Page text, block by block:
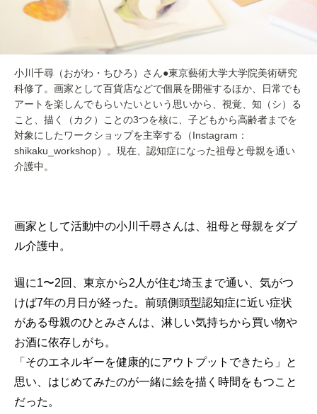
小川千尋（おがわ・ちひろ）さん●東京藝術大学大学院美術研究
科修了。画家として百貨店などで個展を開催するほか、日常でも
アートを楽しんでもらいたいという思いから、視覚、知（シ）る
こと、描く（カク）ことの3つを核に、子どもから高齢者までを
対象にしたワークショップを主宰する（Instagram：
shikaku_workshop）。現在、認知症になった祖母と母親を通い
介護中。
画家として活動中の小川千尋さんは、祖母と母親をダブ
ル介護中。
週に1〜2回、東京から2人が住む埼玉まで通い、気がつ
けば7年の月日が経った。前頭側頭型認知症に近い症状
がある母親のひとみさんは、淋しい気持ちから買い物や
お酒に依存しがち。
「そのエネルギーを健康的にアウトプットできたら」と
思い、はじめてみたのが一緒に絵を描く時間をもつこと
だった。